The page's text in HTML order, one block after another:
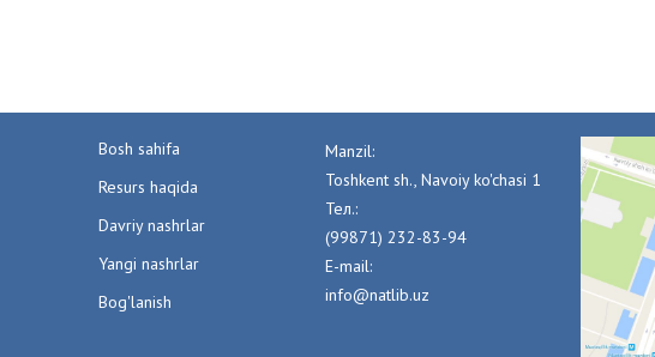
Bosh sahifa
Resurs haqida
Davriy nashrlar
Yangi nashrlar
Bog'lanish
Manzil:
Toshkent sh., Navoiy ko'chasi 1
Тел.:
(99871) 232-83-94
E-mail:
info@natlib.uz